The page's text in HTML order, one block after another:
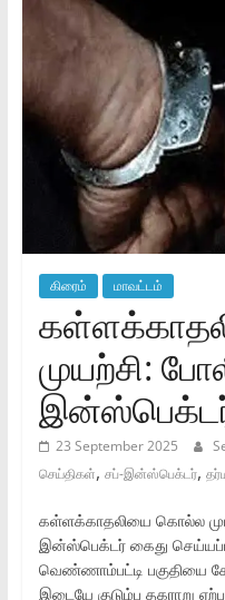
கிரைம் மாவட்டம்
முயற்சி:
23 September 2025
செய்திகள், சப்-இன்ஸ்பெக்டர்,
கள்ளக்காதலியை கொல்ல
இன்ஸ்பெக்டர் கைது
வெண்ணாம்பட்டி பகுதியை
இடையே குடும்ப தகராறு